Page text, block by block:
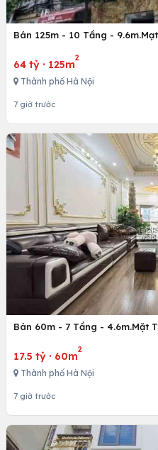
Bán 125m - 10 Tầng -
64 tỷ · 125m
2
Thành phố Hà Nội
7 giờ trước
Bán 60m - 7 Tầng - 4.6m.Mặt
17.5 tỷ · 60m
2
Thành phố Hà Nội
7 giờ trước